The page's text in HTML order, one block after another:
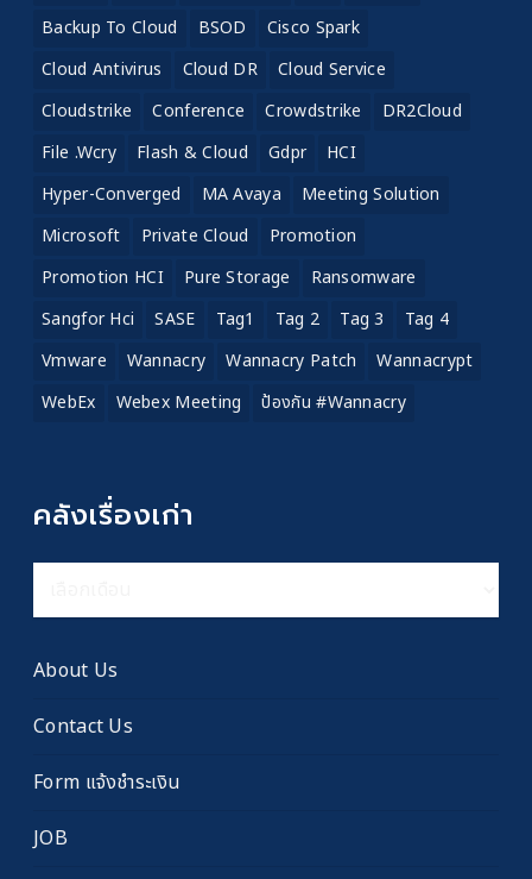
Backup To Cloud
BSOD
Cisco Spark
Cloud Antivirus
Cloud DR
Cloud Service
Cloudstrike
Conference Crowdstrike
DR2Cloud
File .wcry
Flash & Cloud Gdpr
HCI
Hyper-Converged
MA Avaya
Meeting Solution
Microsoft
Private Cloud
Promotion
Promotion HCI
Pure Storage
Ransomware
Sangfor Hci
SASE Tag1 Tag 2 Tag 3
Tag 4
Vmware
Wannacry Wannacry Patch
Wannacrypt
WebEx
Webex Meeting ป้องกัน #wannacry
คลังเรื่องเก่า
เรื่อง
About Us
Contact Us
Form แจ้งชำระเงิน
JOB